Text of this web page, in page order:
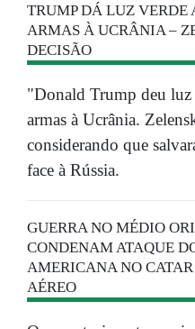
TRUMP DÁ LUZ VERDE
ARMAS À UCRÂNIA –
DECISÃO
"Donald Trump deu luz
armas à Ucrânia.
considerando que
face à Rússia.
GUERRA NO MÉDIO
CONDENAM ATAQUE
AMERICANA NO
AÉREO